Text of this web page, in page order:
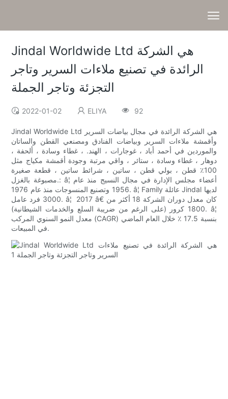
Jindal Worldwide Ltd هي الشركة
الرائدة في تصنيع ملاءات السرير وتاجر
التجزئة وتاجر الجملة
2022-01-02 ELIYA 92
Jindal Worldwide Ltd هي الشركة الرائدة في مجال بياضات السرير
وأقمشة ملاءات السرير وبياضات الفنادق ومصنعي القطن والساتان
والموردين في أحمد أباد ، غوجارات ، الهند. ، غطاء وسادة ، ألحفة ،
دوهار ، غطاء وسادة ، ستائر ، واقي مرتبة وجودة أقمشة مكياج مثل
100٪ قطن ، بولي قطن ، ساتين ، شرائط ساتين ، قطعة صغيرة
مصبوغة بالغزل.: â¦ أعضاء مجلس الإدارة في مجال النسيج منذ عام
1956 وتصنيع المنسوجات منذ عام 1976. â¦ Family عائلة Jindal لديها
3000 فرد عامل. â¦  2017 â€ كان معدل دوران الشركة 18 أكثر من
1800 كرور (على الرغم من ضريبة السلع والخدمات الشيطانية). â¦
معدل النمو السنوي المركب (CAGR) بنسبة 17.5 ٪ خلال العام الماضي
في المبيعات.